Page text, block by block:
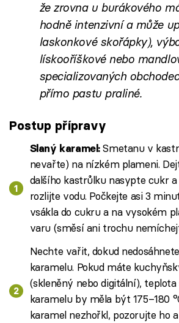
že zrovna u burákového
hodně intenzivní a může
laskonkové skořápky),
lískooříškové nebo
specializovaných
přímo pastu praliné.
Postup přípravy
Slaný karamel:Smetanu v
nevařte) na nízkém plameni.
dalšího kastrůlku nasypte cukr
rozlijte vodu. Počkejte asi 3
vsákla do cukru a na vysokém
varu (směsí ani trochu
Nechte vařit, dokud
karamelu. Pokud máte
(skleněný nebo digitální),
karamelu by měla být 175–180
karamel nezhořkl, pozorujte ho